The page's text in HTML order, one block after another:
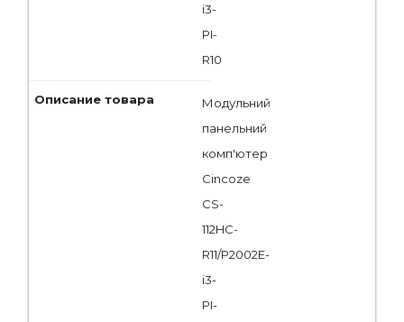
i3-
PI-
R10
Модульний
панельний
комп'ютер
Cincoze
CS-
112HC-
R11/P2002E-
i3-
PI-